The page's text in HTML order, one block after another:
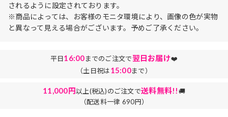
されるように設定されております。
※商品によっては、お客様のモニタ環境により、画像の色が実物
と異なって見える場合がございます。予めご了承ください。
平日16:00までのご注文で翌日お届け❤️
（土日祝は15:00まで）
11,000円以上(税込)のご注文で送料無料!!🚚
（配送料一律 690円）